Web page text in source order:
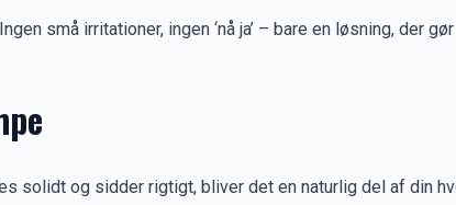
små irritationer, ingen ‘nå ja’ – bare en løsning, der
solidt og sidder rigtigt, bliver det en naturlig del af din